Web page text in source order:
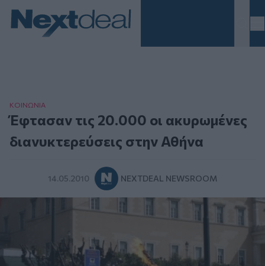
ΚΟΙΝΩΝΙΑ
Έφτασαν τις 20.000 οι ακυρωμένες
διανυκτερεύσεις στην Αθήνα
14.05.2010 NEXTDEAL NEWSROOM